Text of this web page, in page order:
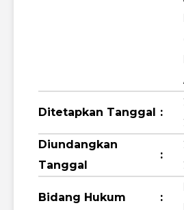
Ditetapkan Tanggal :
Diundangkan
Tanggal
:
Bidang Hukum :